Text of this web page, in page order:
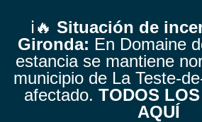
ℹ️🔥 Situación de
Gironda: En Domaine
estancia se mantiene
municipio de La Teste-
afectado. TODOS
AQUÍ